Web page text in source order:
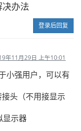
办法
登录后回复
年11月29日 上午10:01
小强用户，可以有
头（不用接显示
显示器